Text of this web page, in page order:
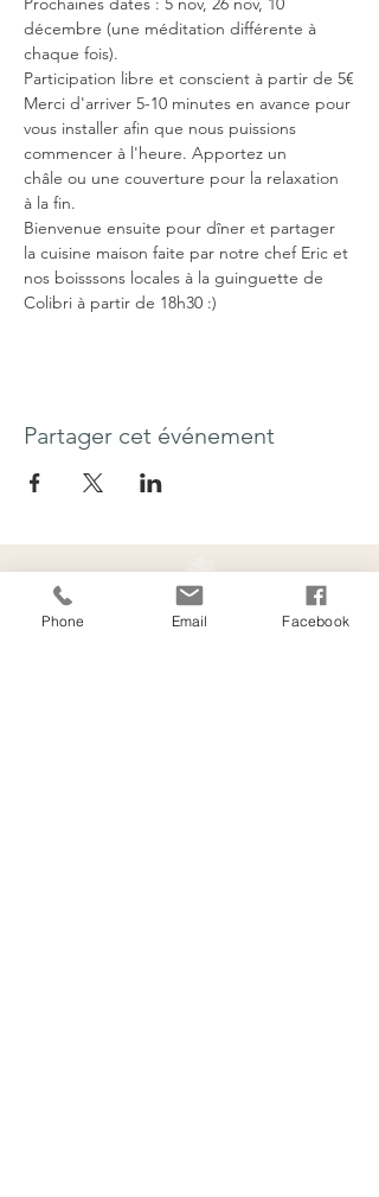
décembre (une méditation différente à
chaque fois).
Participation libre et conscient à partir de 5€
Merci d'arriver 5-10 minutes en avance pour
vous installer afin que nous puissions
commencer à l'heure. Apportez un
châle ou une couverture pour la relaxation
à la fin.
Bienvenue ensuite pour dîner et partager
la cuisine maison faite par notre chef Eric et
nos boisssons locales à la guinguette de
Colibri à partir de 18h30 :)
Partager cet événement
Phone Email Facebook